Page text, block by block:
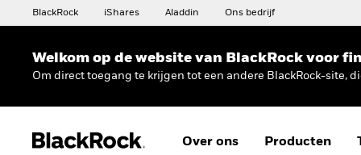
BlackRock iShares Aladdin Ons bedrijf
Welkom op de website van BlackRock voor
Om direct toegang te krijgen tot een andere BlackRock-site,
Over ons Producten